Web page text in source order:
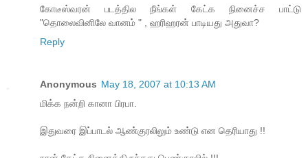
கோடீஸ்வரன் படத்தில நீங்கள் கேட்க நினைச்ச பாட்டு
"தொலைவினிலே வானம் " , ஹரிஹரன் பாடியது அதுவா?
Reply
Anonymous May 18, 2007 at 10:13 AM
மிக்க நன்றி கானா பிரபா.
இதுவரை இப்பாடல் ஆண்குரலிலும் உண்டு என தெரியாது !!